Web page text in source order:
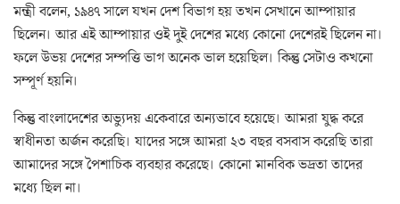
মন্ত্রী বলেন, ১৯৪৭ সালে যখন দেশ বিভাগ হয় তখন সেখানে আম্পায়ার
ছিলেন। আর এই আম্পায়ার ওই দুই দেশের মধ্যে কোনো দেশেরই ছিলেন না।
ফলে উভয় দেশের সম্পত্তি ভাগ অনেক ভাল হয়েছিল। কিন্তু সেটাও কখনো
সম্পূর্ণ হয়নি।
কিন্তু বাংলাদেশের অভ্যুদয় একেবারে অন্যভাবে হয়েছে। আমরা যুদ্ধ করে
স্বাধীনতা অর্জন করেছি। যাদের সঙ্গে আমরা ২৩ বছর বসবাস করেছি তারা
আমাদের সঙ্গে পৈশাচিক ব্যবহার করেছে। কোনো মানবিক ভদ্রতা তাদের
মধ্যে ছিল না।